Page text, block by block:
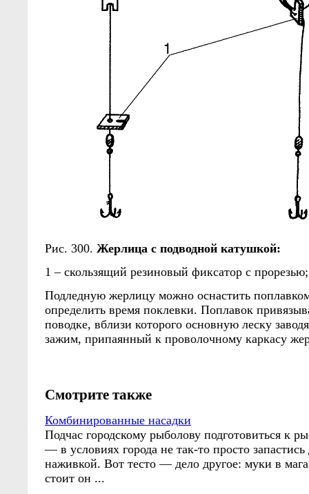
Рис. 300. Жерлица с подводной катушкой:
1 – скользящий резиновый фиксатор с
Подледную жерлицу можно оснастить
определить время поклевки. Поплавок
поводке, вблизи которого основную леску
зажим, припаянный к проволочному каркасу
Смотрите также
Комбинированные насадки
Подчас городскому рыболову подготовиться к
— в условиях города не так-то просто
наживкой. Вот тесто — дело другое: муки в
стоит он ...